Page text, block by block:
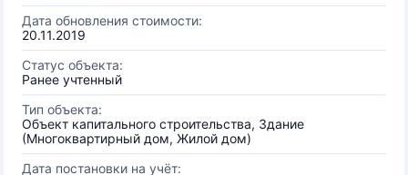
Дата обновления стоимости:
20.11.2019
Статус объекта:
Ранее учтенный
Тип объекта:
Объект капитального строительства, Здание
(Многоквартирный дом, Жилой дом)
Дата постановки на учёт: